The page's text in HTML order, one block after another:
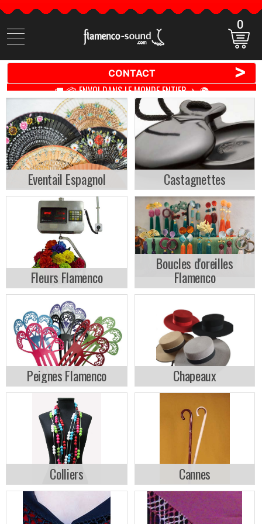
Cherchez
des
0
CONTACT >
🚚 📦 ENVOI DANS LE MONDE ENTIER ✈️ 🌍
Eventail Espagnol Castagnettes
Fleurs Flamenco
Boucles d'oreilles
Flamenco
Peignes Flamenco Chapeaux
Colliers Cannes